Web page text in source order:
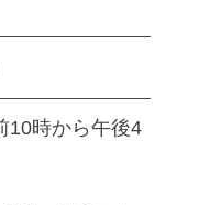
10時から午後4